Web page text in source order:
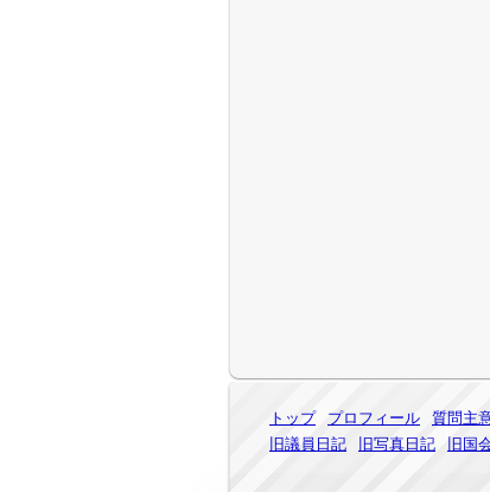
トップ プロフィール 質問主
旧議員日記
旧写真日記 旧国